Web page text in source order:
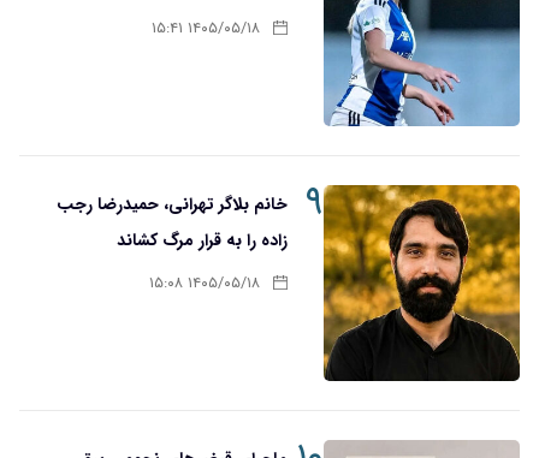
۱۴۰۵/۰۵/۱۸ ۱۵:۴۱
۹
خانم بلاگر تهرانی، حمیدرضا رجب
زاده را به قرار مرگ کشاند
۱۴۰۵/۰۵/۱۸ ۱۵:۰۸